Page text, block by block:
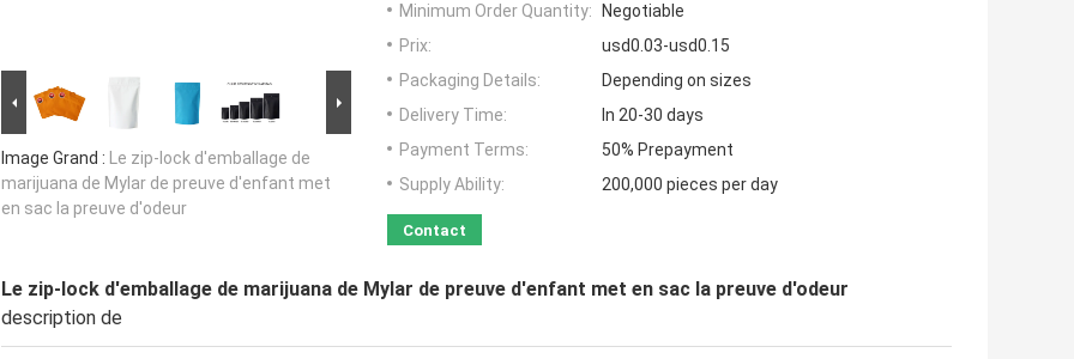
Image Grand : Le zip-lock d'emballage de
marijuana de Mylar de preuve d'enfant met
en sac la preuve d'odeur
Minimum Order Quantity:
Negotiable
Prix:
usd0.03-usd0.15
Packaging Details:
Depending on sizes
Delivery Time:
In 20-30 days
Payment Terms:
50% Prepayment
Supply Ability:
200,000 pieces per day
Contact
Le zip-lock d'emballage de marijuana de Mylar de preuve d'enfant met en sac la preuve d'odeur
description de